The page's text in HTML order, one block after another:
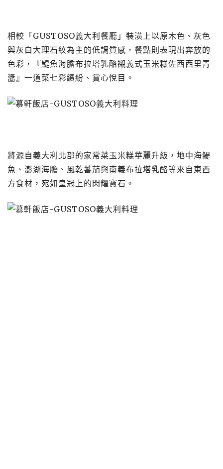
相較「GUSTOSO義大利餐廳」裝潢上以原木色、灰色
與灰白大理石紋為主的低調質感，餐點則表現出奔放的
色彩，『鯷魚海膽布拉塔乳酪襯義式玉米糕佐西西里青
醬』一道菜七彩繽紛、賞心悅目。
將源自義大利北部的家常菜玉米糕華麗升級，地中海鯷
魚、澎湖海膽、風乾蕃茄與南義布拉塔乳酪等來自東西
方食材，宛如皇冠上的閃耀寶石。